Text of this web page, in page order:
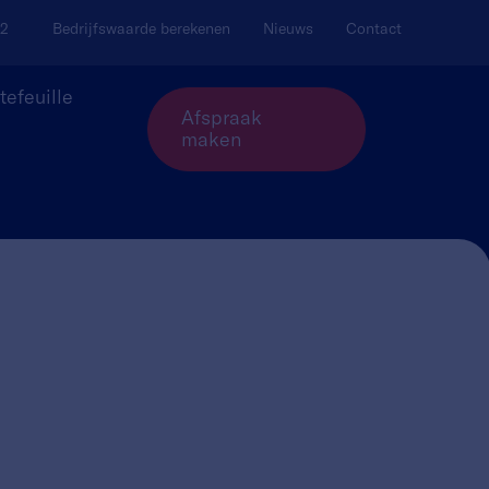
Bedrijfswaarde berekenen Nieuws Contact
Afspraak
maken